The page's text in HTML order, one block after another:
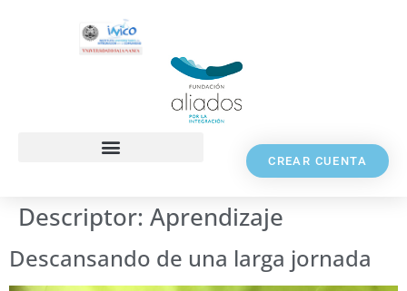
CREAR CUENTA
Descriptor: Aprendizaje
Descansando de una larga jornada